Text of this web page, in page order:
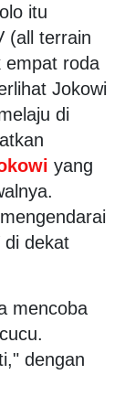
itu
(all terrain
empat roda
Jokowi
di
yang
di dekat
mencoba
dengan